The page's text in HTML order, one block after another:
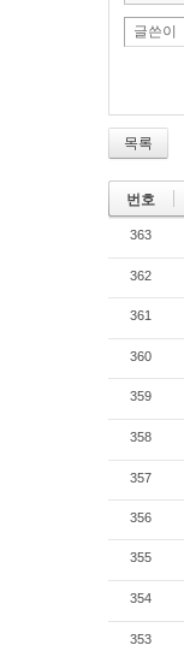
글쓴이
목록
번호
363
362
361
360
359
358
357
356
355
354
353